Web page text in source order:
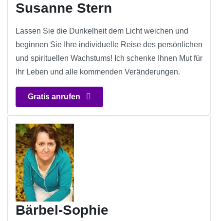
Susanne Stern
Lassen Sie die Dunkelheit dem Licht weichen und
beginnen Sie Ihre individuelle Reise des persönlichen
und spirituellen Wachstums! Ich schenke Ihnen Mut für
Ihr Leben und alle kommenden Veränderungen.
Gratis anrufen
Bärbel-Sophie